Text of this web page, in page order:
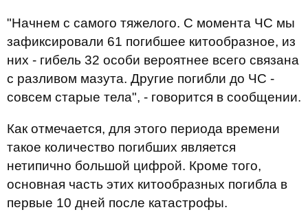
"Начнем с самого тяжелого. С момента ЧС мы
зафиксировали 61 погибшее китообразное, из
них - гибель 32 особи вероятнее всего связана
с разливом мазута. Другие погибли до ЧС -
совсем старые тела", - говорится в сообщении.
Как отмечается, для этого периода времени
такое количество погибших является
нетипично большой цифрой. Кроме того,
основная часть этих китообразных погибла в
первые 10 дней после катастрофы.